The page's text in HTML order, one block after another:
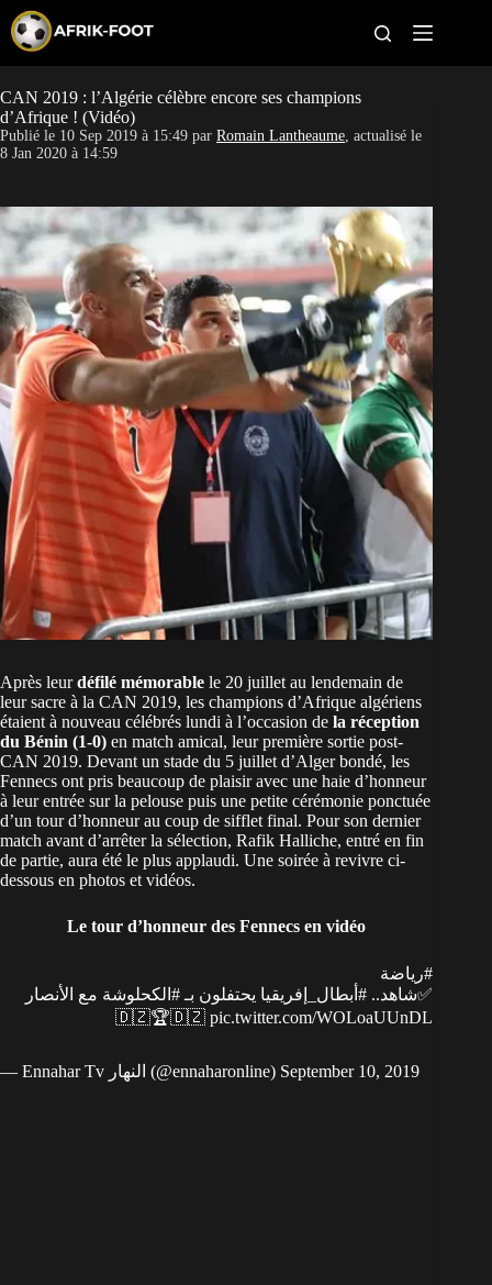
p
o
c
o
e
n
CAN féminine
Pays
Clubs
Classement
Paris sportifs
CAN 2019 : l’Algérie célèbre encore ses champions
d’Afrique ! (Vidéo)
Publié le 10 Sep 2019 à 15:49 par Romain Lantheaume, actualisé le
8 Jan 2020 à 14:59
Après leurdéfilé mémorable le 20 juillet au lendemain de
leur sacre à la CAN 2019, les champions d’Afrique algériens
étaient à nouveau célébrés lundi à l’occasion de la réception
du Bénin (1-0) en match amical, leur première sortie post-
CAN 2019. Devant un stade du 5 juillet d’Alger bondé, les
Fennecs ont pris beaucoup de plaisir avec une haie d’honneur
à leur entrée sur la pelouse puis une petite cérémonie ponctuée
d’un tour d’honneur au coup de sifflet final. Pour son dernier
match avant d’arrêter la sélection, Rafik Halliche, entré en fin
de partie, aura été le plus applaudi. Une soirée à revivre ci-
dessous en photos et vidéos.
Le tour d’honneur des Fennecs en vidéo
#رياضة
✅شاهد.. #أبطال_إفريقيا يحتفلون بـ #الكحلوشة مع الأنصار
🇩🇿🏆🇩🇿pic.twitter.com/WOLoaUUnDL
— Ennahar Tv النهار (@ennaharonline) September 10, 2019